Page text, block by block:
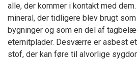
alle, der kommer i kontakt med
mineral, der tidligere blev brugt
bygninger og som en del af
eternitplader. Desværre er asbest
stof, der kan føre til alvorlige